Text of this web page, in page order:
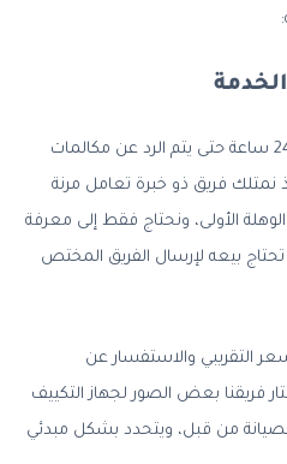
يكفي تدوين أرقامنا المتاحة 24 ساعة حتى يتم الرد عن مكالمات
نمتلك فريق ذو خبرة تعامل مرنة
الأولى، ونحتاج فقط إلى معرفة
بيعه لإرسال الفريق المختص
التقريبي والاستفسار عن
فريقنا بعض الصور لجهاز التكييف
من قبل، ويتحدد بشكل مبدئي